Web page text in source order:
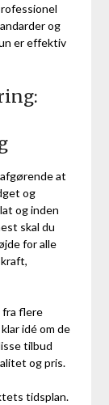
og
er effektiv
at
og
og inden
skal du
for alle
fra flere
idé om de
tilbud
og pris.
tidsplan.